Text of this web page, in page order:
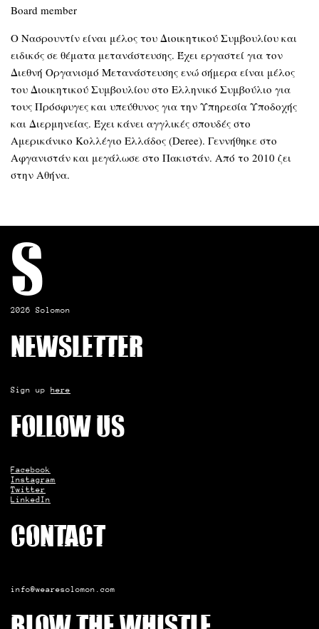
Board member
Ο Νασρουντίν είναι μέλος του Διοικητικού Συμβουλίου και
ειδικός σε θέματα μετανάστευσης. Έχει εργαστεί για τον
Διεθνή Οργανισμό Μετανάστευσης ενώ σήμερα είναι μέλος
του Διοικητικού Συμβουλίου στο Ελληνικό Συμβούλιο για
τους Πρόσφυγες και υπεύθυνος για την Υπηρεσία Υποδοχής
και Διερμηνείας. Έχει κάνει αγγλικές σπουδές στο
Αμερικάνικο Κολλέγιο Ελλάδος (Deree). Γεννήθηκε στο
Αφγανιστάν και μεγάλωσε στο Πακιστάν. Από το 2010 ζει
στην Αθήνα.
S
2026 Solomon
Newsletter
Sign up here
Follow us
Facebook
Instagram
Twitter
LinkedIn
Contact
info@wearesolomon.com